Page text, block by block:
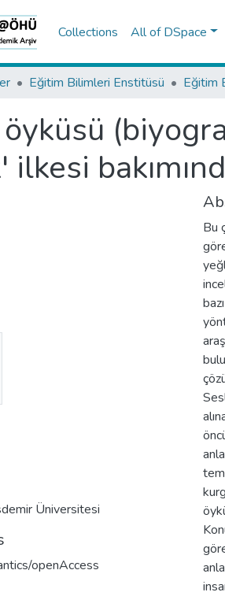
Collections All of DSpace
Eğitim Bilimleri Enstitüsü
ilkesi
Üniversitesi
openAccess
Bu